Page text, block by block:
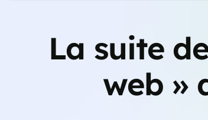
La suite
web »